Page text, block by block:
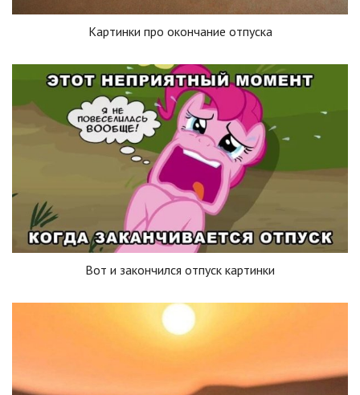
Картинки про окончание отпуска
Вот и закончился отпуск картинки